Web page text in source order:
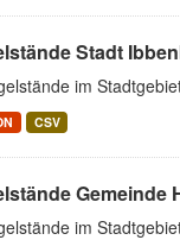
Stadt
im
CSV
Gemeinde
im